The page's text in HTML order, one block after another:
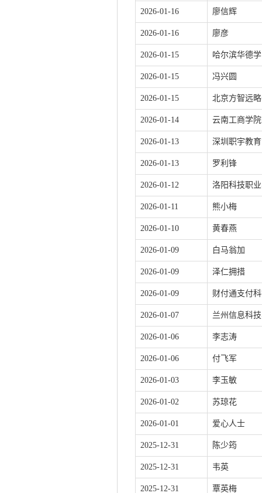
2026-01-16 廖信辉
2026-01-16 廖彦
2026-01-15 哈尔滨华德
2026-01-15 冯兴圆
2026-01-15 北京方智远
2026-01-14 云南工商学院
2026-01-13 深圳职宇教
2026-01-13 罗利锋
2026-01-12 洛阳科技职
2026-01-11 熊小梅
2026-01-10 黄春燕
2026-01-09 白马翁加
2026-01-09 泽仁拥措
2026-01-09 财付通支付
2026-01-07 兰州信息科
2026-01-06 李志涛
2026-01-06 付飞军
2026-01-03 李玉敏
2026-01-02 苏琼花
2026-01-01 爱心人士
2025-12-31 陈少筠
2025-12-31 韦英
2025-12-31 覃英梅